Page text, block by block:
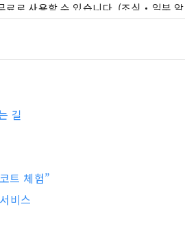
사용할 수 있습니다. (조식・일부 알코올
/ 엄선한 커피·스무디
눈 서비스 3:00p.m～8:00p.m / 과자
길
트 체험”
비스